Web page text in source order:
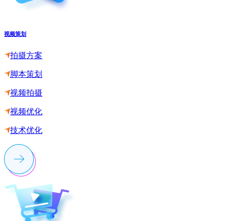
视频策划
拍摄方案
脚本策划
视频拍摄
视频优化
技术优化